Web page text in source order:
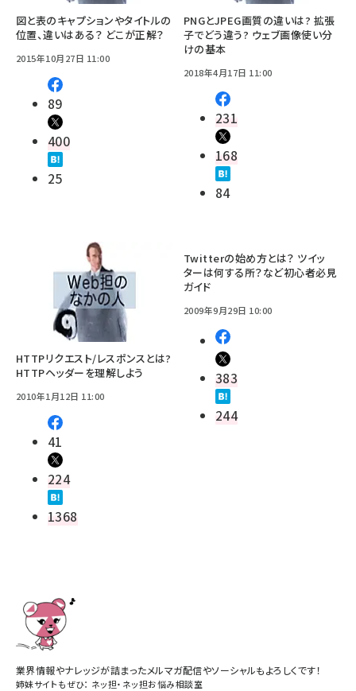
図と表のキャプションやタイトルの
位置、違いはある？ どこが正解？
2015年10月27日 11:00
89
400
25
PNGとJPEG画質の違いは? 拡張
子でどう違う? ウェブ画像使い分
けの基本
2018年4月17日 11:00
231
168
84
HTTPリクエスト/レスポンスとは?
HTTPヘッダーを理解しよう
2010年1月12日 11:00
41
224
1368
Twitterの始め方とは？ ツイッ
ターは何する所？など初心者必見
ガイド
2009年9月29日 10:00
383
244
業界情報やナレッジが詰まったメルマガ配信やソーシャルもよろしくです！
姉妹サイトもぜひ： ネッ担・ ネッ担お悩み相談室